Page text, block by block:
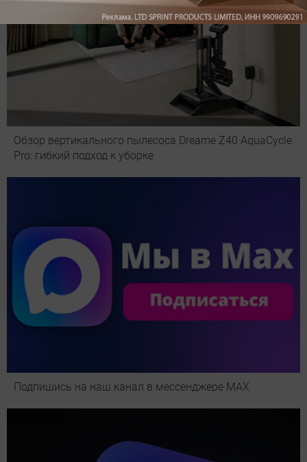
Обзор вертикального пылесоса Dreame Z40 AquaCycle
Pro: гибкий подход к уборке
Подпишись на наш канал в мессенджере МАХ